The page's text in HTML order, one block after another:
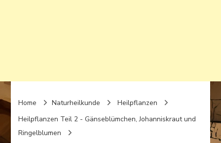
Home Naturheilkunde
Heilpflanzen
Heilpflanzen Teil 2 - Gänseblümchen, Johanniskraut und
Ringelblumen